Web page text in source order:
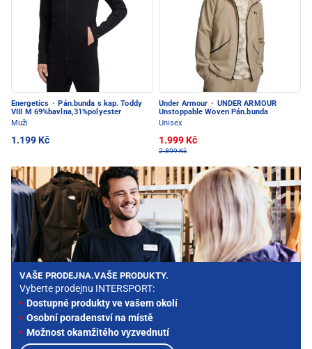
Energetics · Pán.bunda s kap. Toddy
VIII M 69%bavlna,31%polyester
Muži
1.199 Kč
Under Armour · UNDER ARMOUR
Unstoppable Woven Pán.bunda
Unisex
1.999 Kč
2.899 Kč
VAŠE PRODEJNA.VAŠE PRODUKTY.
Vyberte prodejnu INTERSPORT:
Dostupné produkty ve vašem okolí
Osobní poradenství na místě
Možnost okamžitého vyzvednutí